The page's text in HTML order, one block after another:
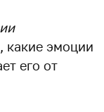
какие эмоции
его от